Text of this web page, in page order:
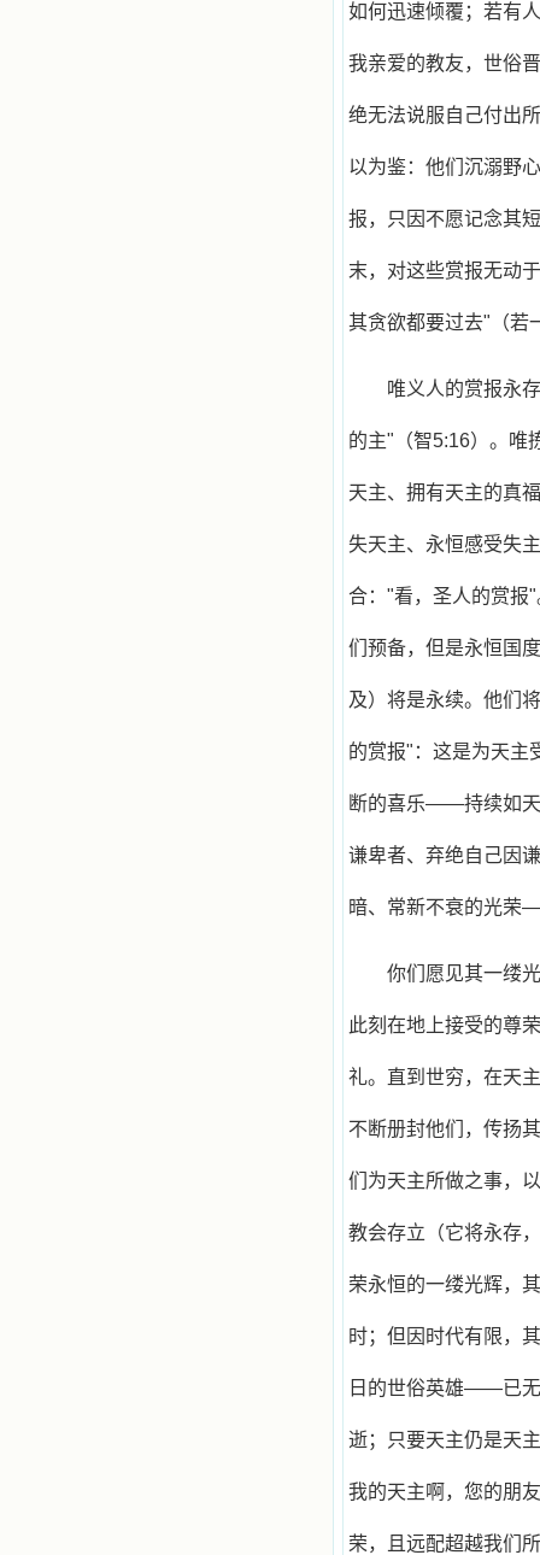
如何迅速倾覆；若有
我亲爱的教友，世俗
绝无法说服自己付出
以为鉴：他们沉溺野
报，只因不愿记念其
末，对这些赏报无动
其贪欲都要过去"（若
唯义人的赏报永
的主"（智5:16）。唯
天主、拥有天主的真
失天主、永恒感受失
合："看，圣人的赏
们预备，但是永恒国
及）将是永续。他们
的赏报"：这是为天
断的喜乐——持续如天
谦卑者、弃绝自己因
暗、常新不衰的光荣
你们愿见其一缕
此刻在地上接受的尊
礼。直到世穷，在天
不断册封他们，传扬
们为天主所做之事，
教会存立（它将永存
荣永恒的一缕光辉，
时；但因时代有限，
日的世俗英雄——已无
逝；只要天主仍是天
我的天主啊，您的朋
荣，且远配超越我们